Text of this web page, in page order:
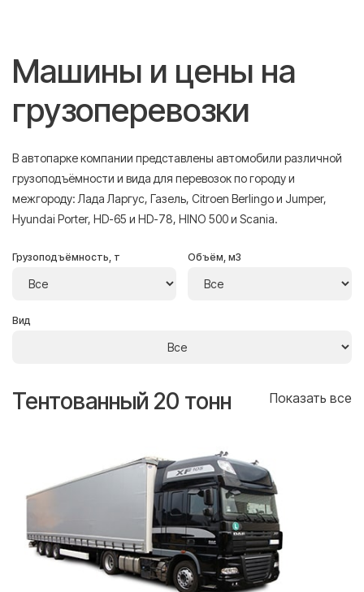
Машины и цены на
грузоперевозки
В автопарке компании представлены автомобили различной
грузоподъёмности и вида для перевозок по городу и
межгороду: Лада Ларгус, Газель, Citroen Berlingo и Jumper,
Hyundai Porter, HD-65 и HD-78, HINO 500 и Scania.
Грузоподъёмность, т Объём, м3
Вид
Тентованный 20 тонн Показать все